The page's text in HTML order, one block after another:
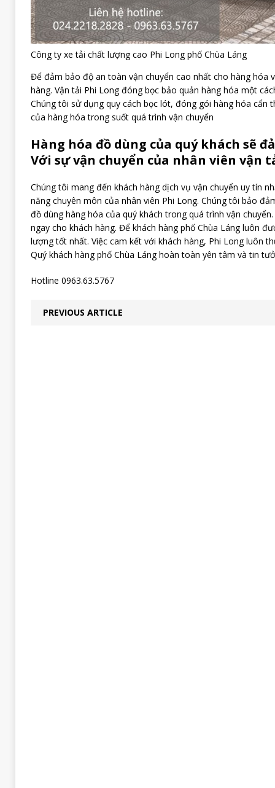
Công ty xe tải chất lượng cao Phi Long phố Chùa Láng
Để đảm bảo độ an toàn vận chuyển cao nhất cho hàng hóa
hàng. Vận tải Phi Long đóng bọc bảo quản hàng hóa một
Chúng tôi sử dụng quy cách bọc lót, đóng gói hàng hóa cẩn
của hàng hóa trong suốt quá trình vận chuyển
Hàng hóa đồ dùng của quý khách sẽ
Với sự vận chuyển của nhân viên vận
Chúng tôi mang đến khách hàng dịch vụ vận chuyển uy tín
năng chuyên môn của nhân viên Phi Long. Chúng tôi bảo
đồ dùng hàng hóa của quý khách trong quá trình vận
ngay cho khách hàng. Để khách hàng phố Chùa Láng luôn
lượng tốt nhất. Việc cam kết với khách hàng, Phi Long luôn
Quý khách hàng phố Chùa Láng hoàn toàn yên tâm và tin
Hotline 0963.63.5767
PREVIOUS ARTICLE